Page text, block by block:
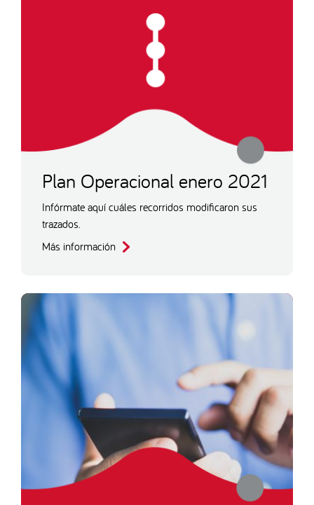
Plan Operacional enero 2021
Infórmate aquí cuáles recorridos modificaron sus
trazados.
Más información